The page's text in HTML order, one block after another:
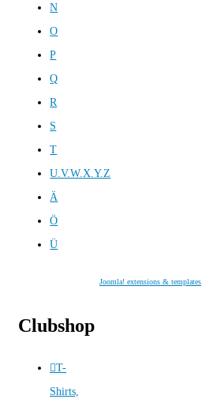
N
O
P
Q
R
S
T
U.V.W.X.Y.Z
Ä
Ö
Ü
Joomla! extensions & templates
Clubshop
T-
Shirts,